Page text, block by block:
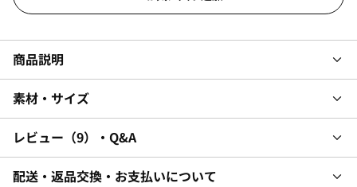
商品説明
素材・サイズ
レビュー 9 ・Q&A
配送・返品交換・お支払いについて